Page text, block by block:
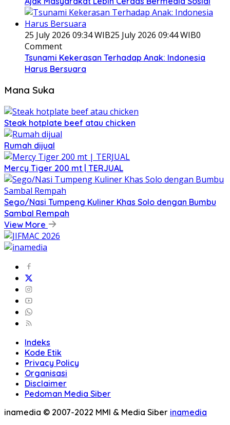
25 July 2026 09:34 WIB25 July 2026 09:44 WIB0
Comment
Tsunami Kekerasan Terhadap Anak: Indonesia
Harus Bersuara
Mana Suka
Steak hotplate beef atau chicken
Rumah dijual
Mercy Tiger 200 mt | TERJUAL
Sego/Nasi Tumpeng Kuliner Khas Solo dengan Bumbu
Sambal Rempah
View More
Indeks
Kode Etik
Privacy Policy
Organisasi
Disclaimer
Pedoman Media Siber
inamedia © 2007-2022 MMI & Media Siber inamedia